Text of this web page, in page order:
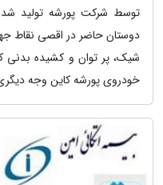
توسط شرکت پورشه تولید
دوستان حاضر در اقصی نقاط
شیک، پر توان و کشیده بدنی
خودروی پورشه کاین وجه